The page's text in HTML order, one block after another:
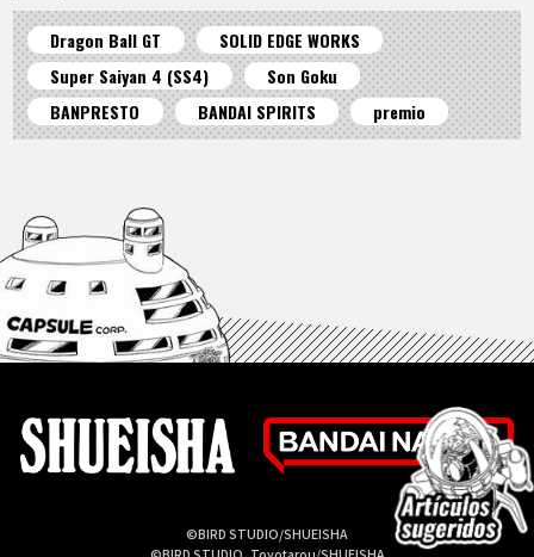
Dragon Ball GT
SOLID EDGE WORKS
Super Saiyan 4 (SS4)
Son Goku
BANPRESTO
BANDAI SPIRITS premio
©BIRD STUDIO/SHUEISHA